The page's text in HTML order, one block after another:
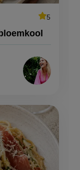
average
5
Beoordeel
bloemkool'